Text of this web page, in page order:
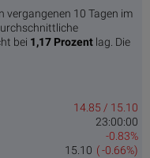
vergangenen 10 Tagen im
bei 1,17 Prozent lag. Die
14.85 / 15.10
23:00:00
-0.83%
( -0.66%)
15.10